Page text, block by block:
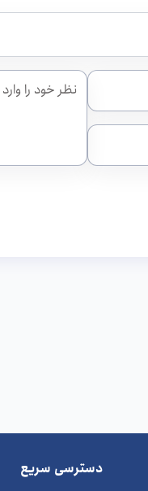
دسترسی سریع